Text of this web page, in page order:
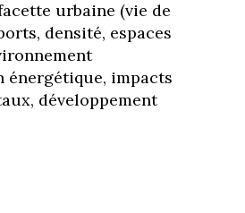
urbaine (vie de
densité, espaces
énergétique, impacts
développement